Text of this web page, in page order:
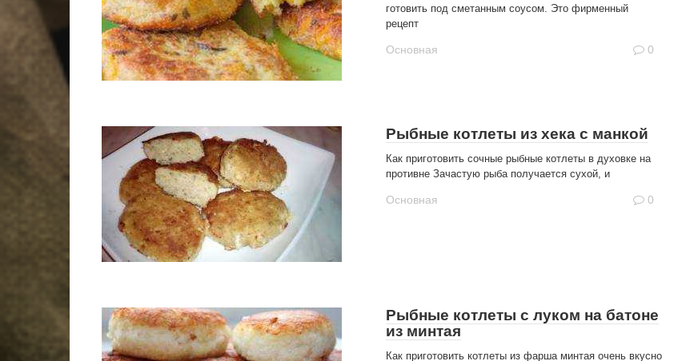
готовить под сметанным соусом. Это фирменный
рецепт
Основная 0
Рыбные котлеты из хека с манкой
Как приготовить сочные рыбные котлеты в духовке на
противне Зачастую рыба получается сухой, и
Основная 0
Рыбные котлеты с луком на батоне
из минтая
Как приготовить котлеты из фарша минтая очень вкусно